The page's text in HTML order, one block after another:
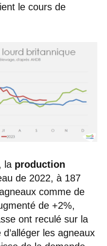
le cours de
la production
de 2022, à 187
comme de
de +2%,
ont reculé sur la
les agneaux